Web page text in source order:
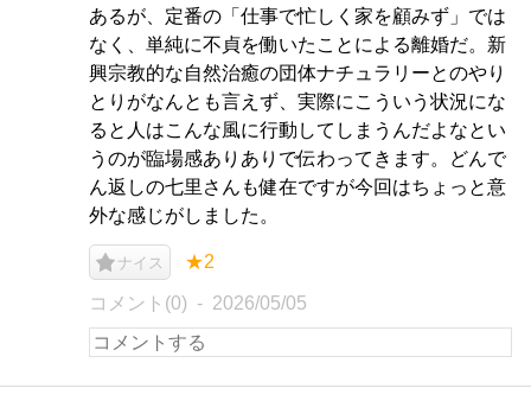
あるが、定番の「仕事で忙しく家を顧みず」では
なく、単純に不貞を働いたことによる離婚だ。新
興宗教的な自然治癒の団体ナチュラリーとのやり
とりがなんとも言えず、実際にこういう状況にな
ると人はこんな風に行動してしまうんだよなとい
うのが臨場感ありありで伝わってきます。どんで
ん返しの七里さんも健在ですが今回はちょっと意
外な感じがしました。
ナイス ★2
コメント(0) 2026/05/05